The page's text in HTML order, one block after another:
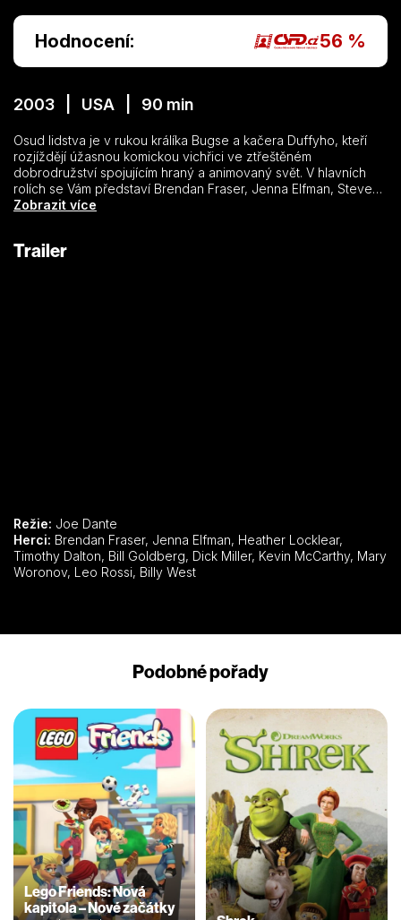
Hodnocení: 56 %
2003 | USA | 90 min
Osud lidstva je v rukou králíka Bugse a kačera Duffyho, kteří
rozjíždějí úžasnou komickou vichřici ve ztřeštěném
dobrodružství spojujícím hraný a animovaný svět. V hlavních
rolích se Vám představí Brendan Fraser, Jenna Elfman, Steve
Martin a veselá animovaná kavalkáda toho nejlepšího z Looney
Zobrazit více
Trailer
Režie: Joe Dante
Herci:
Timothy Dalton, Bill Goldberg, Dick Miller, Kevin McCarthy, Mary
Woronov, Leo Rossi, Billy West
Podobné pořady
Lego Friends: Nová
kapitola – Nové začátky